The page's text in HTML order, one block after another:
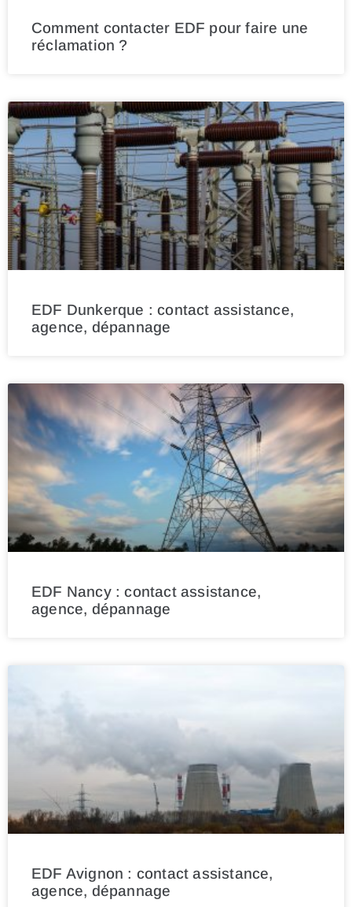
Comment contacter EDF pour faire une
réclamation ?
EDF Dunkerque : contact assistance,
agence, dépannage
EDF Nancy : contact assistance,
agence, dépannage
EDF Avignon : contact assistance,
agence, dépannage